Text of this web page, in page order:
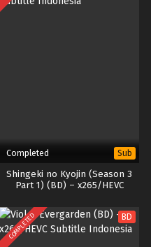
menanggung akibat yang sangat
Completed Sub
Shingeki no Kyojin (Season 3
Part 1) (BD) – x265/HEVC
COMPLETED BD